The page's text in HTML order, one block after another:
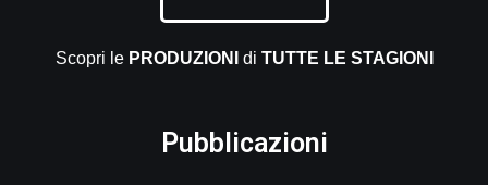
Scopri le PRODUZIONI di TUTTE LE STAGIONI
Pubblicazioni